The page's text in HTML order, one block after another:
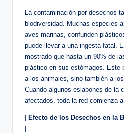
La contaminación por desechos
biodiversidad. Muchas especies
aves marinas, confunden
puede llevar a una ingesta fatal.
mostrado que hasta un 90% de
plástico en sus estómagos. Este
a los animales, sino también a
Cuando algunos eslabones de la
afectados, toda la red comienza a
Efecto de los Desechos en la